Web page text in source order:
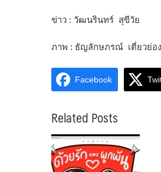
ข่าว : วัฒนรินทร์ สุขีวัย
ภาพ : ธัญลักษภรณ์ เตี่ยวย่อ
Facebook
Related Posts